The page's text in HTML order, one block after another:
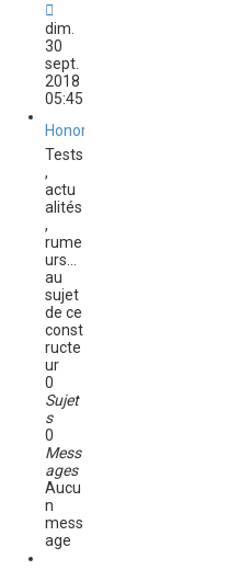
o
n
s
u
l
e
r
l
d
e
n
i
e
r
m
e
s
s
a
g
dim.
30
sept.
2018
05:45
Honor
Tests
,
actu
alités
,
rume
urs...
au
sujet
de ce
const
ructe
ur
0
Sujet
s
0
Mess
ages
Aucu
n
mess
age